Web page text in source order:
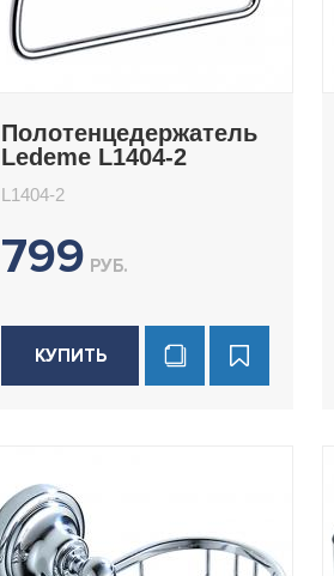
Полотенцедержатель
Ledeme L1404-2
L1404-2
799 РУБ.
КУПИТЬ